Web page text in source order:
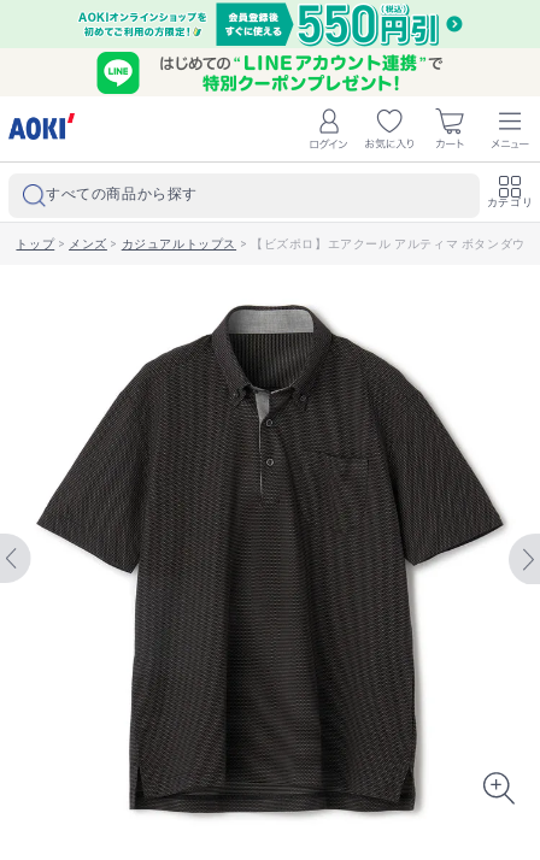
すべての商品から探す カテゴリ
トップ> メンズ > カジュアルトップス > 【ビズポロ】エアクール アルティマ ボタンダウ